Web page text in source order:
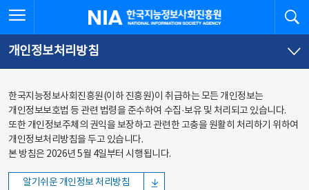
바로가기
바로가기
한국지능정보사회진흥원
개인정보처리방침
한국지능정보사회진흥원(이하 진흥원)이 취급하는 모든 개인정보는
개인정보보호법 등 관련 법령을 준수하여 수집·보유 및 처리되고 있습니다.
또한 개인정보주체의 권익을 보장하고 관련한 고충을 원활히 처리하기 위하여
개인정보처리방침을 두고 있습니다.
본 방침은 2026년 5월 4일부터 시행됩니다.
알기쉬운 개인정보 처리방침